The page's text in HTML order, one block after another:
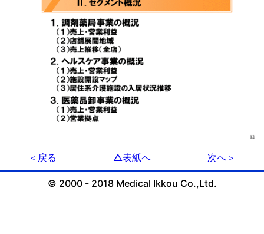
＜戻る △表紙へ 次へ＞
© 2000 - 2018 Medical Ikkou Co.,Ltd.